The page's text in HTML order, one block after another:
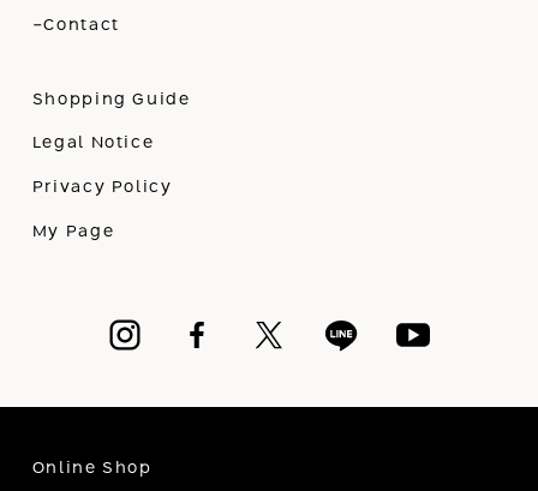
-Contact
Shopping Guide
Legal Notice
Privacy Policy
My Page
Online Shop